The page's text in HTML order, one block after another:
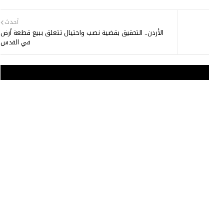
أحدث
الأردن.. التحقيق بقضية نصب واحتيال تتعلق ببيع قطعة أرض
في القدس